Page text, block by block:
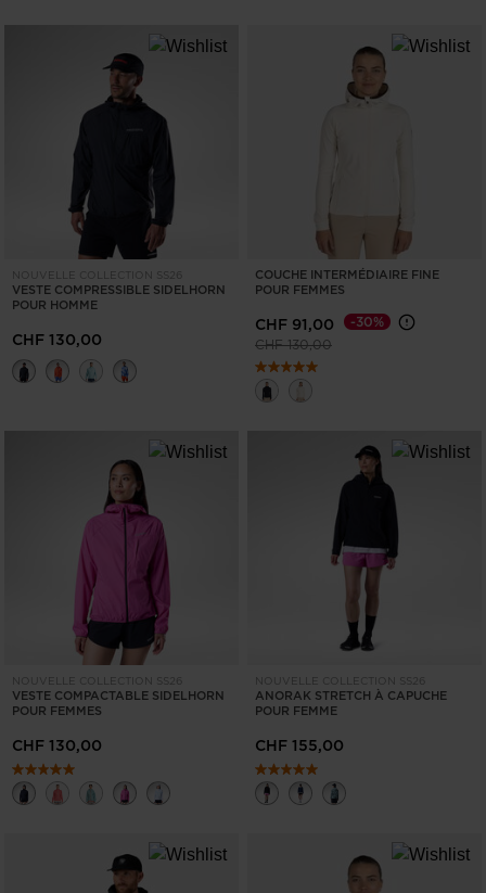
NOUVELLE COLLECTION SS26
VESTE COMPRESSIBLE SIDELHORN
POUR HOMME
CHF 130,00
COUCHE INTERMÉDIAIRE FINE
POUR FEMMES
CHF 91,00
Prix réduit de
CHF 130,00à
-30%
NOUVELLE COLLECTION SS26
VESTE COMPACTABLE SIDELHORN
POUR FEMMES
CHF 130,00
NOUVELLE COLLECTION SS26
ANORAK STRETCH À CAPUCHE
POUR FEMME
CHF 155,00